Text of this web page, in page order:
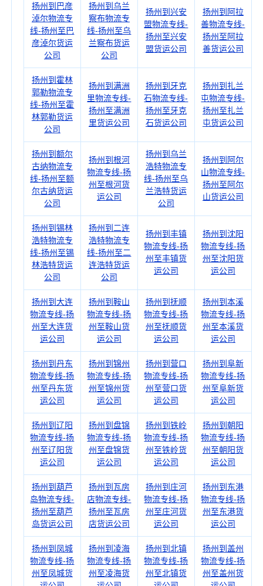
扬州到巴彦
淖尔物流专
线-扬州至巴
彦淖尔货运
公司
扬州到乌兰
察布物流专
线-扬州至乌
兰察布货运
公司
扬州到兴安
盟物流专线-
扬州至兴安
盟货运公司
扬州到阿拉
善物流专线-
扬州至阿拉
善货运公司
扬州到霍林
郭勒物流专
线-扬州至霍
林郭勒货运
公司
扬州到满洲
里物流专线-
扬州至满洲
里货运公司
扬州到牙克
石物流专线-
扬州至牙克
石货运公司
扬州到扎兰
屯物流专线-
扬州至扎兰
屯货运公司
扬州到额尔
古纳物流专
线-扬州至额
尔古纳货运
公司
扬州到根河
物流专线-扬
州至根河货
运公司
扬州到乌兰
浩特物流专
线-扬州至乌
兰浩特货运
公司
扬州到阿尔
山物流专线-
扬州至阿尔
山货运公司
扬州到锡林
浩特物流专
线-扬州至锡
林浩特货运
公司
扬州到二连
浩特物流专
线-扬州至二
连浩特货运
公司
扬州到丰镇
物流专线-扬
州至丰镇货
运公司
扬州到沈阳
物流专线-扬
州至沈阳货
运公司
扬州到大连
物流专线-扬
州至大连货
运公司
扬州到鞍山
物流专线-扬
州至鞍山货
运公司
扬州到抚顺
物流专线-扬
州至抚顺货
运公司
扬州到本溪
物流专线-扬
州至本溪货
运公司
扬州到丹东
物流专线-扬
州至丹东货
运公司
扬州到锦州
物流专线-扬
州至锦州货
运公司
扬州到营口
物流专线-扬
州至营口货
运公司
扬州到阜新
物流专线-扬
州至阜新货
运公司
扬州到辽阳
物流专线-扬
州至辽阳货
运公司
扬州到盘锦
物流专线-扬
州至盘锦货
运公司
扬州到铁岭
物流专线-扬
州至铁岭货
运公司
扬州到朝阳
物流专线-扬
州至朝阳货
运公司
扬州到葫芦
岛物流专线-
扬州至葫芦
岛货运公司
扬州到瓦房
店物流专线-
扬州至瓦房
店货运公司
扬州到庄河
物流专线-扬
州至庄河货
运公司
扬州到东港
物流专线-扬
州至东港货
运公司
扬州到凤城
物流专线-扬
州至凤城货
扬州到凌海
物流专线-扬
州至凌海货
扬州到北镇
物流专线-扬
州至北镇货
扬州到盖州
物流专线-扬
州至盖州货